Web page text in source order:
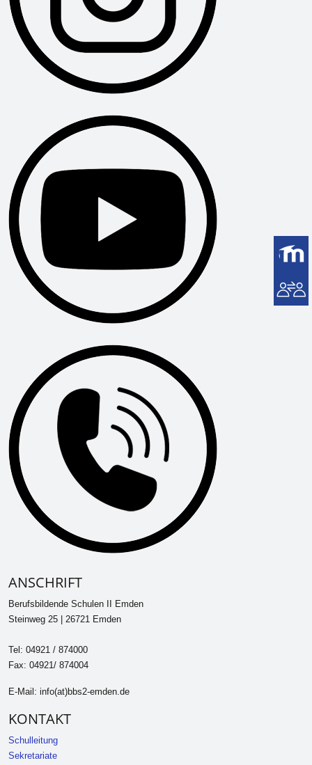
ANSCHRIFT
Berufsbildende Schulen II Emden
Steinweg 25 | 26721 Emden
Tel: 04921 / 874000
Fax: 04921/ 874004
E-Mail: info(at)bbs2-emden.de
KONTAKT
Schulleitung
Sekretariate